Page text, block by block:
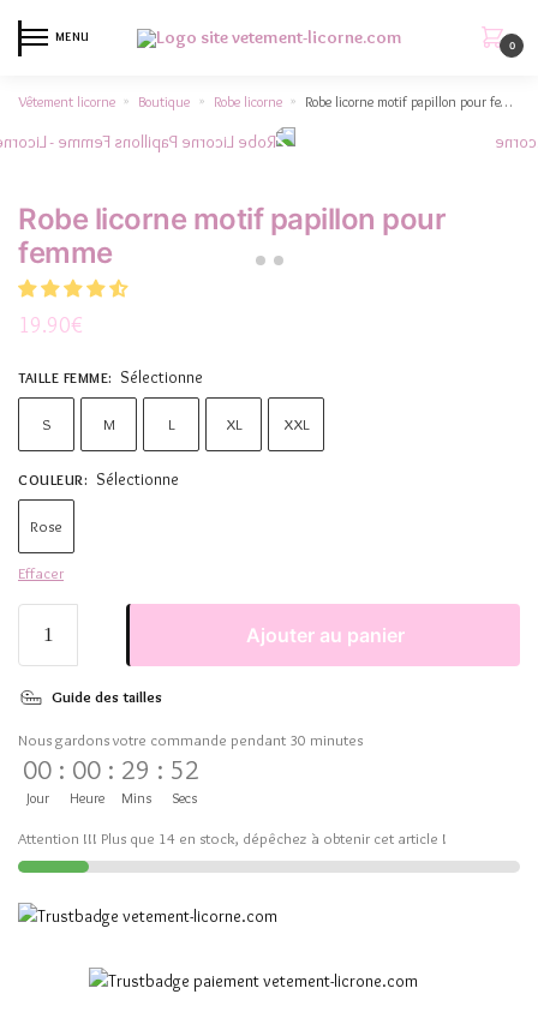
MENU
0
Vêtement licorne » Boutique » Robe licorne » Robe licorne motif papillon pour femme
Robe licorne motif papillon pour
femme
19.90€
TAILLE FEMME: Sélectionne
S M L XL XXL
COULEUR: Sélectionne
Rose
Effacer
Ajouter au panier
Guide des tailles
Nous gardons votre commande pendant 30 minutes
00
Jour
: 00
Heure
: 29
Mins
: 51
Secs
Attention !!! Plus que 14 en stock, dépêchez à obtenir cet article !